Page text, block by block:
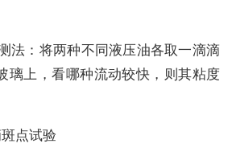
法：将两种不同液压油各取一滴滴
璃上，看哪种流动较快，则其粘度
点试验